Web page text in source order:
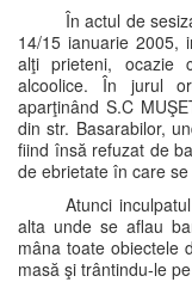
În actul de
14/15 ianuarie 2005,
alţi prieteni, ocazie
alcoolice. În jurul
aparţinând S.C
din str. Basarabilor,
fiind însă refuzat de
de ebrietate în care se
Atunci
alta unde se aflau
mâna toate obiectele
masă şi trântindu-le